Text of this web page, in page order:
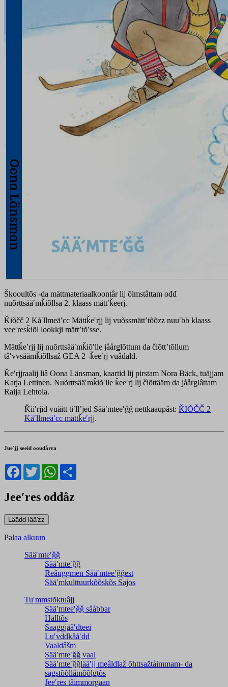
Škooultõs -da mättmateriaalkoontâr lij õlmstâttam ođđ
nuõrttsääʹmǩiõllsa 2. klaass mättʹǩeerj.
Ǩiõčč 2 Kåʹllmeäʹcc Mättǩeʹrjj lij vuõssmättʼtõõzz nuuʹbb klaass
veeʹresǩiõl lookkji mättʼtõʹsse.
Mättǩeʹrjj lij nuõrttsääʹmǩiõʹlle jåårǥlõttum da čiõttʼtõllum
tâʹvvsäämǩiõllsaž GEA 2 -ǩeeʹrj vuâđald.
Ǩeʹrjjraalij liâ Oona Länsman, kaartid lij pirstam Nora Bäck, tuäjjam
Katja Lettinen. Nuõrttsääʹmǩiõʹlle ǩeeʹrj lij čiõttääm da jåårǥlâttam
Raija Lehtola.
Ǩiiʹrjid vuäitt tiʹllʼjed Sääʹmteeʹǧǧ nettkaaupâst: ǨIÕČČ 2
Kåʹllmeäʹcc mättǩeʹrjj.
Jueʹjj seeid ooudårra
Facebook
TwitterWhatsApp
Jeeʹres ođđâz
Palaa alkuun
Sääʹmteʹǧǧ
Sääʹmteʹǧǧ
Reâuggmen Sääʹmteeʹǧǧest
Sääʹmkulttuurkõõskõs Sajos
Tuʹmmstõktuâjj
Sääʹmteeʹǧǧ sååbbar
Halltõs
Saaǥǥjååʹđteei
Luʹvddkååʹdd
Vaaldâšm
Sääʹmteʹǧǧ vaal
Sääʹmteʹǧǧlääʹjj meâldlaž õhttsažtåimmam- da
saǥstõõllâmõõlǥtõs
Jeeʹres tåimmorgaan